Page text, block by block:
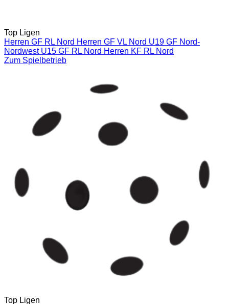
Top Ligen
Herren GF RL Nord Herren GF VL Nord U19 GF Nord-
Nordwest U15 GF RL Nord Herren KF RL Nord
Zum Spielbetrieb
Top Ligen